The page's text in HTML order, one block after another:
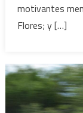
motivantes
Flores; y […]